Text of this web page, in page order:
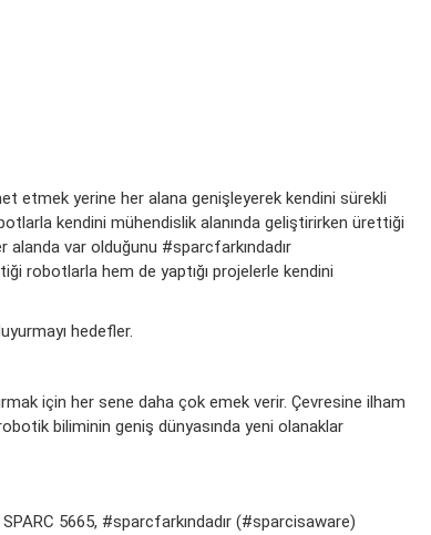
etmek yerine her alana genişleyerek kendini sürekli
kendini mühendislik alanında geliştirirken ürettiği
var olduğunu #sparcfarkındadır
robotlarla hem de yaptığı projelerle kendini
hedefler.
için her sene daha çok emek verir. Çevresine ilham
biliminin geniş dünyasında yeni olanaklar
5665, #sparcfarkındadır (#sparcisaware)